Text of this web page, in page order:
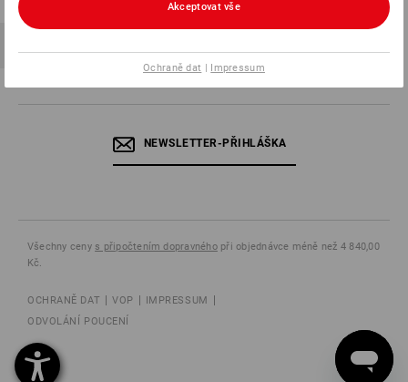
NEWSLETTER-PŘIHLÁŠKA
Všechny ceny s připočtením dopravnéhopři objednávce méně než 4 840,00
Kč.
OCHRANĚ DAT VOP
IMPRESSUM
ODVOLÁNÍ POUCENÍ
Akceptovat vše
Ochraně dat | Impressum